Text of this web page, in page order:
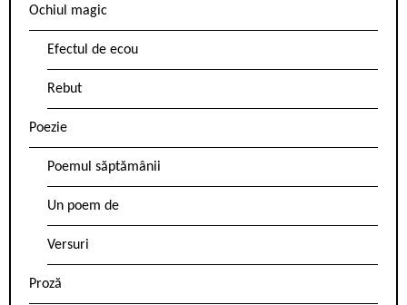
Ochiul magic
Efectul de ecou
Rebut
Poezie
Poemul săptămânii
Un poem de
Versuri
Proză